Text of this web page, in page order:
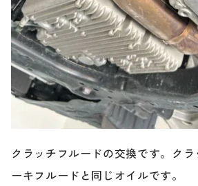
クラッチフルードの交換です。ク
ーキフルードと同じオイルです。